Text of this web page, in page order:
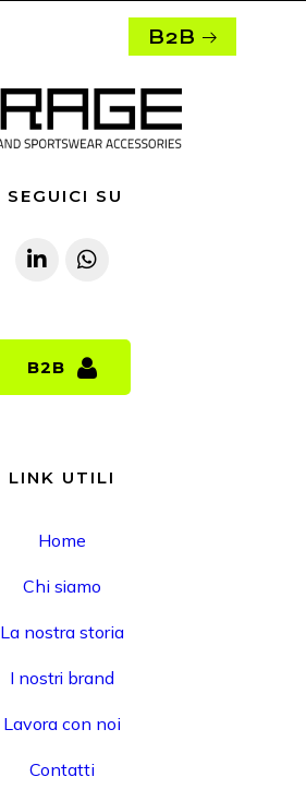
B2B
SEGUICI SU
B2B
B2B
LINK UTILI
Home
Chi siamo
La nostra storia
I nostri brand
Lavora con noi
Contatti